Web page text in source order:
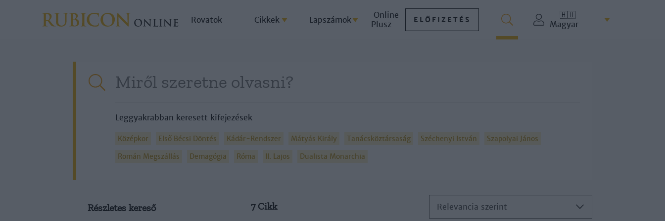
Rovatok Cikkek Lapszámok
Online
Plusz
ELŐFIZETÉS
🇭🇺
Magyar
Leggyakrabban keresett kifejezések
Középkor Első Bécsi Döntés Kádár-Rendszer Mátyás Király Tanácsköztársaság Széchenyi István
Szapolyai János
Román Megszállás
Demagógia Róma II. Lajos Dualista Monarchia
Részletes kereső 7 Cikk Relevancia szerint